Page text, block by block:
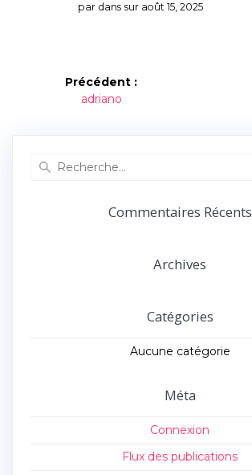
par dans sur août 15, 2025
Navigation
Précédent :
Article
adriano
Commentaires Récents
Archives
Catégories
Aucune catégorie
Méta
Connexion
Flux des publications